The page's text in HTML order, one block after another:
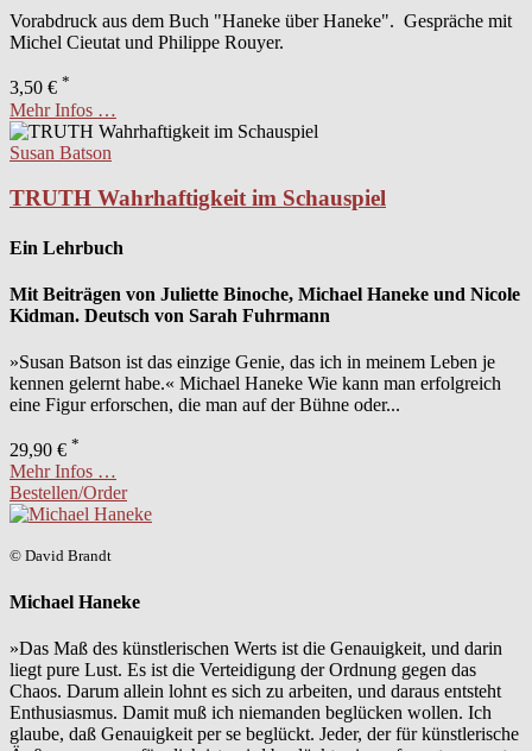
Vorabdruck aus dem Buch "Haneke über Haneke". Gespräche mit
Michel Cieutat und Philippe Rouyer.
3,50 € *
Mehr Infos …
Susan Batson
TRUTH Wahrhaftigkeit im Schauspiel
Ein Lehrbuch
Mit Beiträgen von Juliette Binoche, Michael Haneke und Nicole
Kidman. Deutsch von Sarah Fuhrmann
»Susan Batson ist das einzige Genie, das ich in meinem Leben je
kennen­ gelernt habe.« Michael Haneke Wie kann man erfolgreich
eine Figur erforschen, die man auf der Bühne oder...
29,90 € *
Mehr Infos …
Bestellen/Order
© David Brandt
Michael Haneke
»Das Maß des künstlerischen Werts ist die Genauigkeit, und darin
liegt pure Lust. Es ist die Verteidigung der Ordnung gegen das
Chaos. Darum allein lohnt es sich zu arbeiten, und daraus entsteht
Enthusiasmus. Damit muß ich niemanden beglücken wollen. Ich
glaube, daß Genauigkeit per se beglückt. Jeder, der für künstlerische